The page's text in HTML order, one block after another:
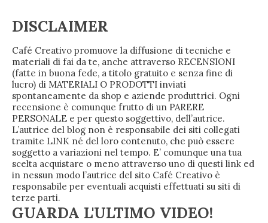
DISCLAIMER
Café Creativo promuove la diffusione di tecniche e
materiali di fai da te, anche attraverso RECENSIONI
(fatte in buona fede, a titolo gratuito e senza fine di
lucro) di MATERIALI O PRODOTTI inviati
spontaneamente da shop e aziende produttrici. Ogni
recensione è comunque frutto di un PARERE
PERSONALE e per questo soggettivo, dell’autrice.
L’autrice del blog non è responsabile dei siti collegati
tramite LINK né del loro contenuto, che può essere
soggetto a variazioni nel tempo. E’ comunque una tua
scelta acquistare o meno attraverso uno di questi link ed
in nessun modo l’autrice del sito Café Creativo è
responsabile per eventuali acquisti effettuati su siti di
terze parti.
GUARDA L'ULTIMO VIDEO!